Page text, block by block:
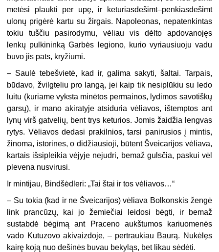
metėsi plaukti per upę, ir keturiasdešimt–penkiasdešimt
ulonų prigėrė kartu su žirgais. Napoleonas, nepatenkintas
tokiu tuščiu pasirodymu, vėliau vis dėlto apdovanojęs
lenkų pulkininką Garbės legiono, kurio vyriausiuoju vadu
buvo jis pats, kryžiumi.
– Saulė tebešvietė, kad ir, galima sakyti, šaltai. Tarpais,
būdavo, žvilgteliu pro langą, jei kaip tik nesiplūkiu su ledo
luitu (kuriame vyksta minėtos permainos, lydimos savotiškų
garsų), ir mano akiratyje atsiduria vėliavos, ištemptos ant
lynų virš gatvelių, bent trys keturios. Jomis žaidžia lengvas
rytys. Vėliavos dedasi prakilnios, tarsi panirusios į mintis,
žinoma, istorines, o didžiausioji, būtent Šveicarijos vėliava,
kartais išsipleikia vėjyje nejudri, bemaž gulsčia, paskui vėl
plevena nusvirusi.
Ir mintijau, Bindšėdleri: „Tai štai ir tos vėliavos…“
– Su tokia (kad ir ne Šveicarijos) vėliava Bolkonskis žengė
link prancūzų, kai jo žemiečiai leidosi bėgti, ir bemaž
sustabdė bėgimą ant Praceno aukštumos kariuomenės
vado Kutuzovo akivaizdoje, – pertraukiau Baurą. Nukėlęs
kairę koją nuo dešinės buvau bekyląs, bet likau sėdėti.